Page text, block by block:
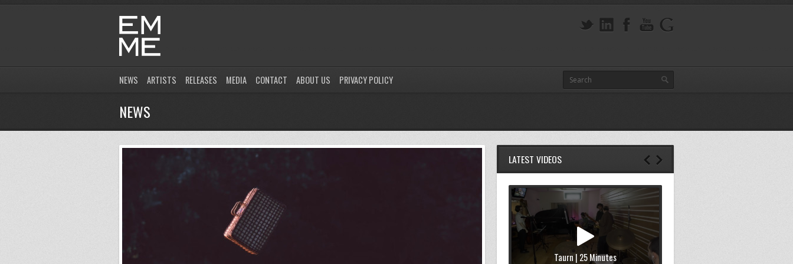
NEWS ARTISTS RELEASES MEDIA CONTACT ABOUT US PRIVACY POLICY
NEWS
LATEST VIDEOS
Taurn | 25 Minutes